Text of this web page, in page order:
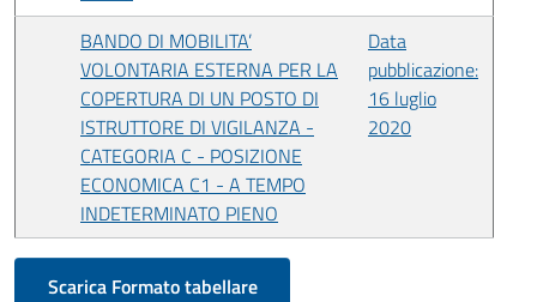
BANDO DI MOBILITA’
VOLONTARIA ESTERNA PER LA
COPERTURA DI UN POSTO DI
ISTRUTTORE DI VIGILANZA -
CATEGORIA C - POSIZIONE
ECONOMICA C1 - A TEMPO
INDETERMINATO PIENO
Data
pubblicazione:
16 luglio
2020
Scarica Formato tabellare